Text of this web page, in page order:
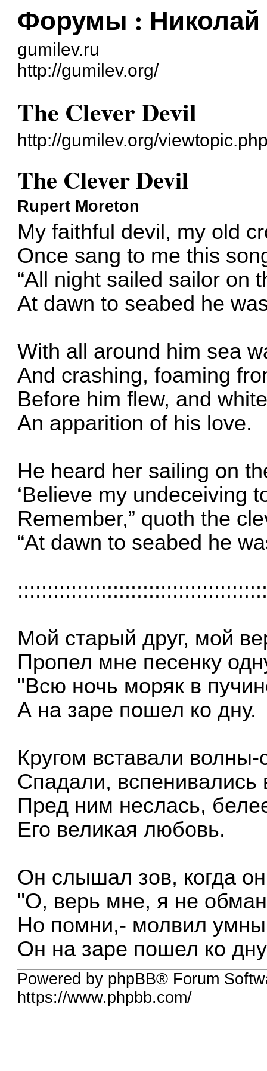
Форумы : Николай
gumilev.ru
http://gumilev.org/
The Clever Devil
http://gumilev.org/
The Clever Devil
Rupert Moreton
My faithful devil, my old
Once sang to me this
“All night sailed sailor on
At dawn to seabed he
With all around him sea
And crashing, foaming
Before him flew, and
An apparition of his love.
He heard her sailing on
‘Believe my undeceiving
Remember,” quoth the
“At dawn to seabed he
Мой старый друг, мой
Пропел мне песенку
"Всю ночь моряк в
А на заре пошел ко дну.
Кругом вставали волны-
Спадали, вспенивались
Пред ним неслась,
Его великая любовь.
Он слышал зов, когда
"О, верь мне, я не
Но помни,- молвил
Он на заре пошел ко
Powered by phpBB® Forum
https://www.phpbb.com/